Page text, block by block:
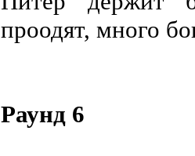
проодят, много
Раунд 6